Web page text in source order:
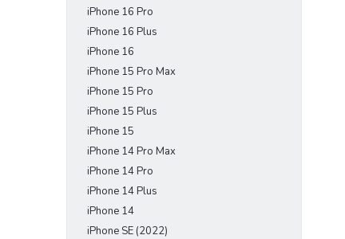
iPhone 16 Pro
iPhone 16 Plus
iPhone 16
iPhone 15 Pro Max
iPhone 15 Pro
iPhone 15 Plus
iPhone 15
iPhone 14 Pro Max
iPhone 14 Pro
iPhone 14 Plus
iPhone 14
iPhone SE (2022)